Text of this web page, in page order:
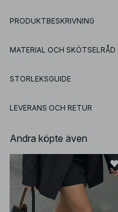
PRODUKTBESKRIVNING
MATERIAL OCH SKÖTSELRÅD
STORLEKSGUIDE
LEVERANS OCH RETUR
Andra köpte även